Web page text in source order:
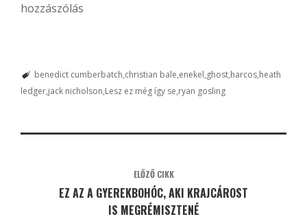
hozzászólás
benedict cumberbatch christian bale enekel ghost harcos heath
ledger jack nicholson Lesz ez még így se ryan gosling
ELŐZŐ CIKK
EZ AZ A GYEREKBOHÓC, AKI KRAJCÁROST
IS MEGRÉMISZTENÉ